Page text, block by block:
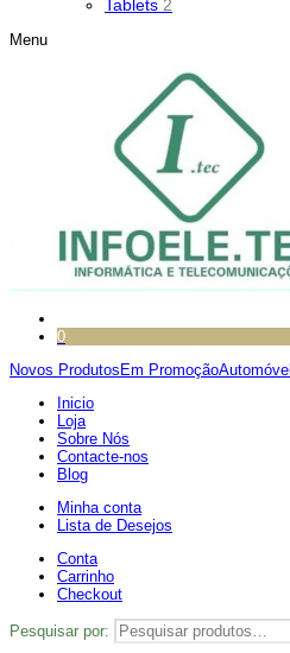
Tablets 2
Menu
0
Novos Produtos Em PromoçãoAutomóvel
Inicio
Loja
Sobre Nós
Contacte-nos
Blog
Minha conta
Lista de Desejos
Conta
Carrinho
Checkout
Pesquisar por: